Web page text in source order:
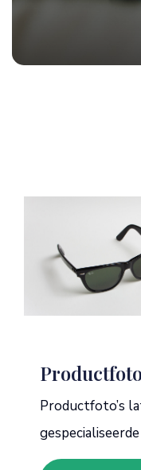
Productfoto’s